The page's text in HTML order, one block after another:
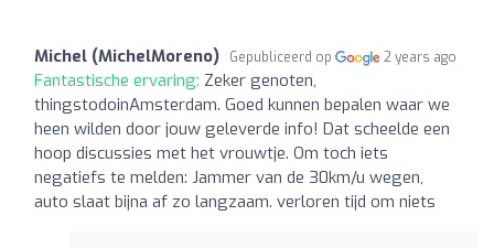
Michel (MichelMoreno) Gepubliceerd op 2 years ago
Fantastische ervaring: Zeker genoten,
thingstodoinAmsterdam. Goed kunnen bepalen waar we
heen wilden door jouw geleverde info! Dat scheelde een
hoop discussies met het vrouwtje. Om toch iets
negatiefs te melden: Jammer van de 30km/u wegen,
auto slaat bijna af zo langzaam. verloren tijd om niets